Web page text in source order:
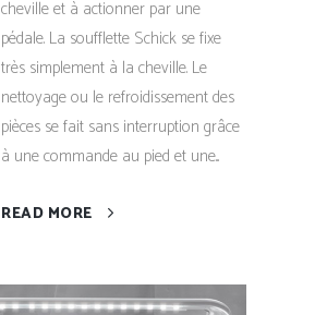
cheville et à actionner par une
pédale. La soufflette Schick se fixe
très simplement à la cheville. Le
nettoyage ou le refroidissement des
pièces se fait sans interruption grâce
à une commande au pied et une...
READ MORE